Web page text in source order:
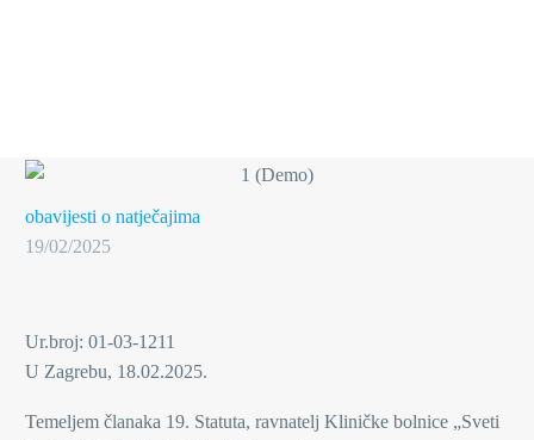
obavijesti o natječajima
19/02/2025
Ur.broj: 01-03-1211
U Zagrebu, 18.02.2025.
Temeljem članaka 19. Statuta, ravnatelj Kliničke bolnice „Sveti